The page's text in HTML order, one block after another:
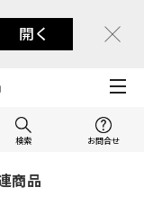
開く
検索 お問合せ
商品